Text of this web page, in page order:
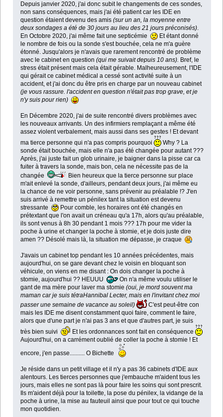
Depuis janvier 2020, j'ai donc subit le changements de ces sondes,
non sans conséquences, mais j'ai été patient car les IDE en
question étaient devenu des amis (sur un an, la moyenne entre
deux sondages a été de 30 jours au lieu des 21 jours préconisés).
En Octobre 2020, j'ai même fait une septicémie
Et étant donné
le nombre de fois ou la sonde s'est bouchée, cela ne m'a guère
étonné. Jusqu'alors je n'avais que rarement rencontré de problème
avec le cabinet en question (qui me suivait depuis 10 ans). Bref, le
stress était présent mais cela était gérable. Malheureusement, l'IDE
qui gérait ce cabinet médical a cessé sont activité suite à un
accident, et j'ai donc du être pris en charge par un nouveau cabinet
(je vous rassure. l'accident en question n'était pas trop grave, et je
n'y suis pour rien)
En Décembre 2020, j'ai de suite rencontré divers problèmes avec
les nouveaux arrivants. Un des infirmiers remplaçant a même été
assez violent verbalement, mais aussi dans ses gestes ! Et devant
ma tierce personne qui n'a pas compris pourquoi
Why ? La
sonde était bouchée, mais elle n'a pas été changée pour autant ???
Après, j'ai juste fait un glob urinaire, je baigner dans la pisse car ca
fuiter à travers la sonde, mais bon, cela ne nécessite pas de la
changée
Bien heureux que la tierce personne sur place
m'ait enlevé la sonde, d'ailleurs, pendant deux jours, j'ai même eu
la chance de ne voir personne, sans prévenir au préalable !? J'en
suis arrivé à remettre un pénilex tant la situation est devenu
stressante
Pour comble, les horaires ont été changés en
prétextant que l'on avait un créneau qu'a 17h, alors qu'au préalable,
ils sont venus à 8h 30 pendant 1 mois ??? 17h pour me vider la
poche à urine et changer la poche à stomie, et je dois juste dire
amen ?? Désolé mais là, la situation me dépasse, je craque
J'avais un cabinet top pendant les 10 années précédentes, mais
aujourd'hui, on se gare devant chez le voisin en bloquant son
véhicule, on viens en me disant : On dois changer la poche à
stomie, aujourd'hui ?? HEUUU
On n'a même voulu utiliser le
gant de ma mère pour laver ma stomie (oui, je mord souvent ma
maman car je suis tétraHannibal Lecter, mais en l'invitant chez moi
passer une semaine de vacance au soleil)
C'est peut-être con
mais les IDE me disent constamment quoi faire, comment le faire,
alors que d'une part je n'ai pas 3 ans et que d'autres part, je suis
très bien suivi
Et les ordonnances sont fait en conséquence
Aujourd'hui, on a carrément oublié de coller la poche à stomie ! Et
encore, j'en passe.......... O Bichette
Je réside dans un petit village et il n'y a pas 36 cabinets d'IDE aux
alentours. Les tierces personnes que j'embauche m'aident tous les
jours, mais elles ne sont pas là pour faire les soins qui sont prescrit.
Ils m'aident déjà pour la toilette, la pose du pénilex, la vidange de la
poche à urine, la mise au fauteuil ainsi que pour tout ce qui touche
mon quotidien.